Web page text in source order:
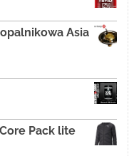
Asia
Pack lite